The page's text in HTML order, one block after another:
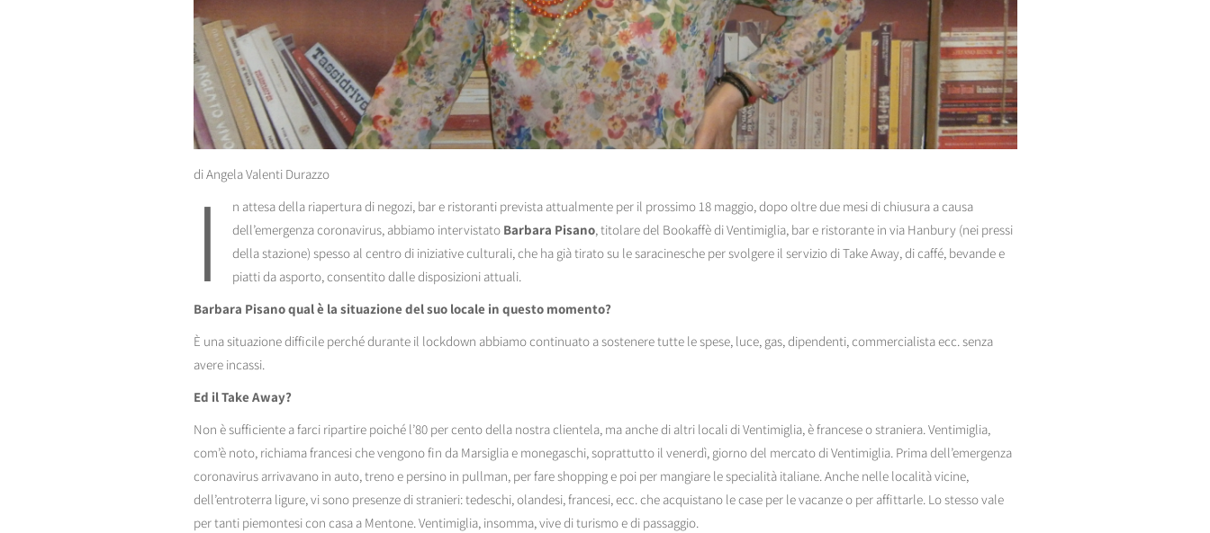
di Angela Valenti Durazzo
I
n attesa della riapertura di negozi, bar e ristoranti prevista attualmente per il prossimo 18 maggio, dopo oltre due mesi di chiusura a causa
dell’emergenza coronavirus, abbiamo intervistato Barbara Pisano, titolare del Bookaffè di Ventimiglia, bar e ristorante in via Hanbury (nei pressi
della stazione) spesso al centro di iniziative culturali, che ha già tirato su le saracinesche per svolgere il servizio di Take Away, di caffé, bevande e
piatti da asporto, consentito dalle disposizioni attuali.
Barbara Pisano qual è la situazione del suo locale in questo momento?
È una situazione difficile perché durante il lockdown abbiamo continuato a sostenere tutte le spese, luce, gas, dipendenti, commercialista ecc. senza
avere incassi.
Ed il Take Away?
Non è sufficiente a farci ripartire poiché l’80 per cento della nostra clientela, ma anche di altri locali di Ventimiglia, è francese o straniera. Ventimiglia,
com’è noto, richiama francesi che vengono fin da Marsiglia e monegaschi, soprattutto il venerdì, giorno del mercato di Ventimiglia. Prima dell’emergenza
coronavirus arrivavano in auto, treno e persino in pullman, per fare shopping e poi per mangiare le specialità italiane. Anche nelle località vicine,
dell’entroterra ligure, vi sono presenze di stranieri: tedeschi, olandesi, francesi, ecc. che acquistano le case per le vacanze o per affittarle. Lo stesso vale
per tanti piemontesi con casa a Mentone. Ventimiglia, insomma, vive di turismo e di passaggio.